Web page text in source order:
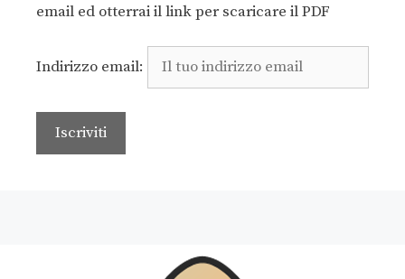
email ed otterrai il link per scaricare il PDF
Indirizzo email: